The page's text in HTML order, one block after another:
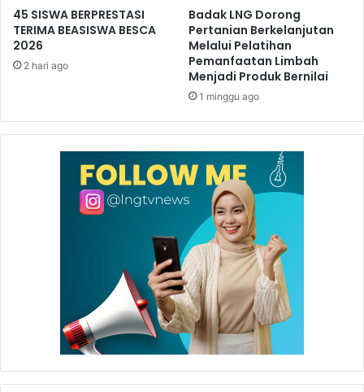
45 SISWA BERPRESTASI
TERIMA BEASISWA BESCA
2026
2 hari ago
Badak LNG Dorong
Pertanian Berkelanjutan
Melalui Pelatihan
Pemanfaatan Limbah
Menjadi Produk Bernilai
1 minggu ago